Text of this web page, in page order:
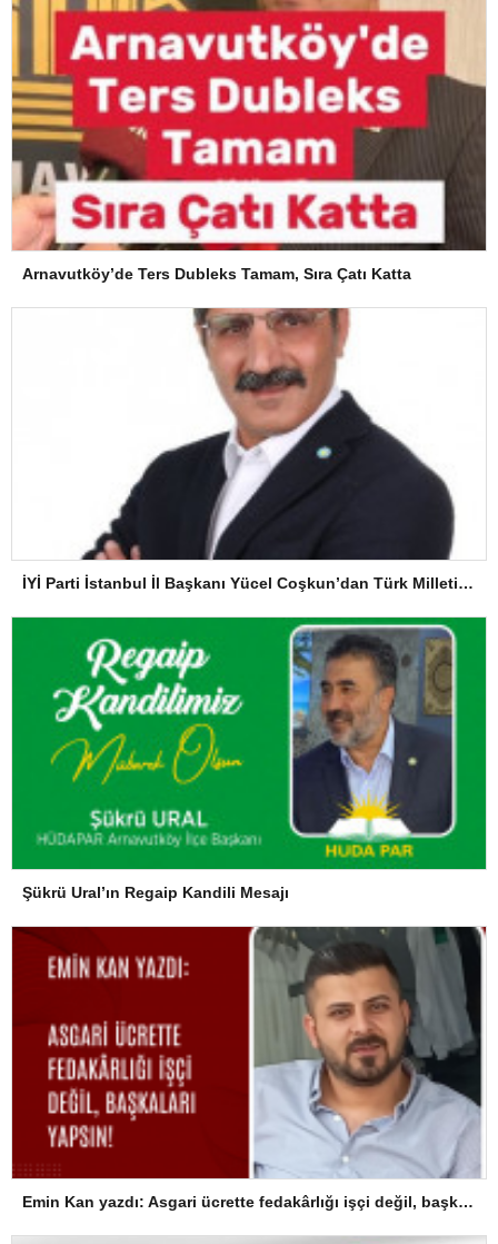
Arnavutköy’de Ters Dubleks Tamam, Sıra Çatı Katta
İYİ Parti İstanbul İl Başkanı Yücel Coşkun’dan Türk Milletine Kararlılık Mesajı
Şükrü Ural’ın Regaip Kandili Mesajı
Emin Kan yazdı: Asgari ücrette fedakârlığı işçi değil, başkaları yapsın!